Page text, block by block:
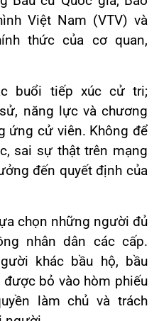
Việt Nam (VTV) và
thức của cơ quan,
buổi tiếp xúc cử tri;
năng lực và chương
ứng cử viên. Không để
sai sự thật trên mạng
đến quyết định của
chọn những người đủ
nhân dân các cấp.
khác bầu hộ, bầu
bỏ vào hòm phiếu
làm chủ và trách